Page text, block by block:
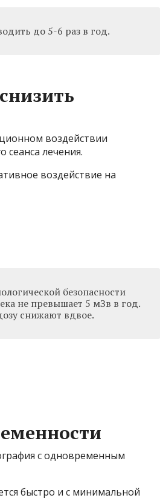
до 5-6 раз в год.
воздействии
сеанса лечения.
воздействие на
безопасности
не превышает 5 мЗв в год.
снижают вдвое.
с одновременным
быстро и с минимальной